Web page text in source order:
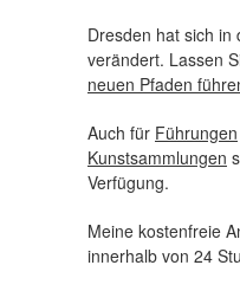
Dresden hat sich
verändert. Lassen
neuen Pfaden
Auch für Führungen
Kunstsammlungen
Verfügung.
Meine kostenfreie
innerhalb von 24